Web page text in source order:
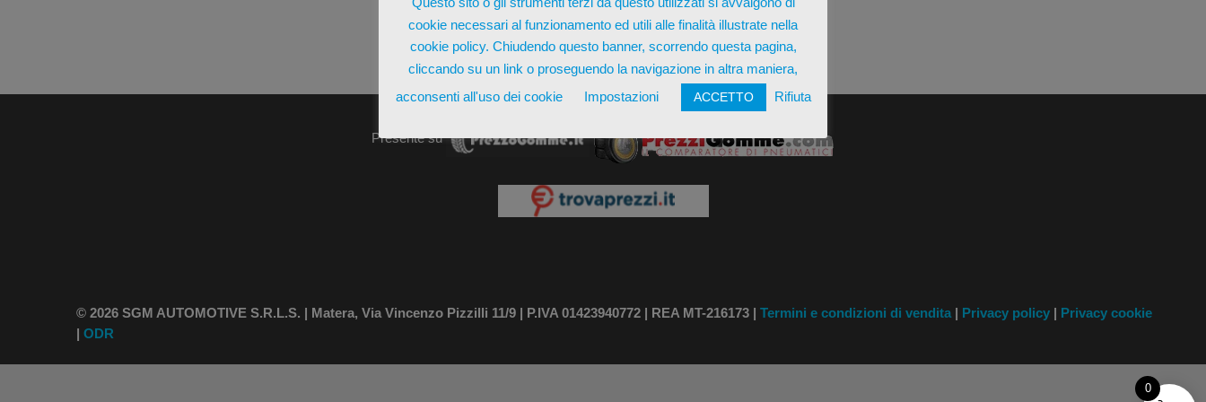
Presente su
© 2026 SGM AUTOMOTIVE S.R.L.S. | Matera, Via Vincenzo Pizzilli 11/9 | P.IVA 01423940772 | REA MT-216173 | Termini e condizioni di vendita | Privacy policy | Privacy cookie
| ODR
cookie necessari al funzionamento ed utili alle finalità illustrate nella
cookie policy. Chiudendo questo banner, scorrendo questa pagina,
cliccando su un link o proseguendo la navigazione in altra maniera,
acconsenti all'uso dei cookie
Impostazioni ACCETTO Rifiuta
0